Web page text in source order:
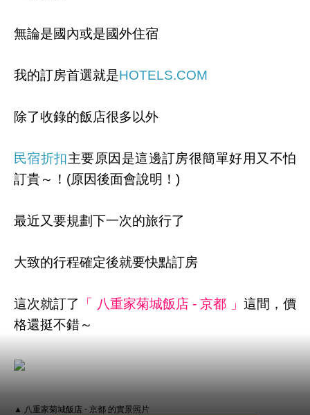
無論是國內或是國外住宿
我的訂房首選就是HOTELS.COM
除了收錄的飯店很多以外
民宿折扣主要原因是這邊訂房很簡單好用又不怕
訂貴～！(原因後面會說明！)
最近又要規劃下一次的旅行了
大致的行程確定後就要快點訂房
這次就訂了 「 八重家菊城飯店 - 京都 」 這間，價
格還挺不錯～
▲ 八重家菊城飯店 - 京都 的實景照片